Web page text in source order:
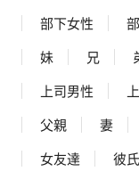
プレミアムビール イネ
部下女性
妹
兄
上司男性
父親
妻
女友達
彼氏